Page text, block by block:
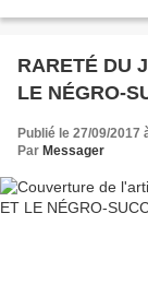
RARETÉ DU
LE NÉGRO-
Publié le 27/09/2017
Par Messager